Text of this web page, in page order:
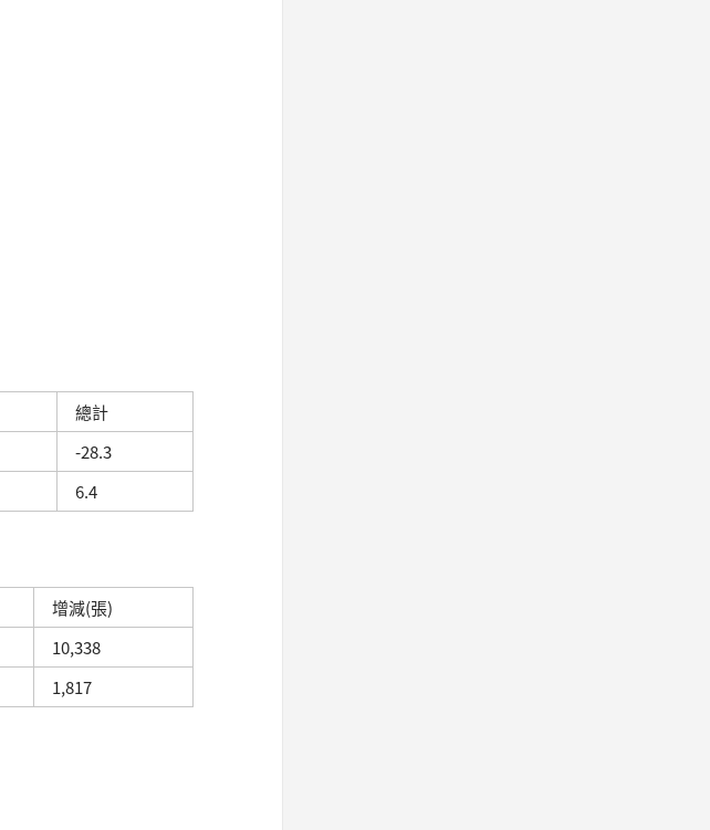
總計
-28.3
6.4
增減(張)
10,338
1,817